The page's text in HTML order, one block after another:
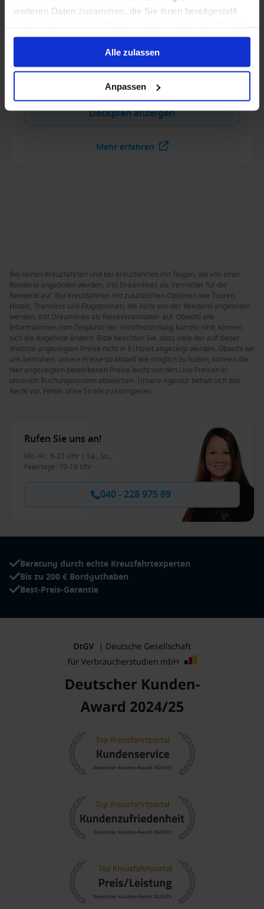
weiteren Daten zusammen, die Sie ihnen bereitgestellt
gesammelt haben.
Alle zulassen
Anpassen
enttäuschen, hier ist wohlfühlen der Extraklasse
Baujahr:
Währung:
USD
Passagiere:
Deckplan anzeigen
Mehr erfahren
Bei reinen Kreuzfahrten und bei Kreuzfahrten mit Flügen, die von einer
Reederei angeboten werden, tritt Dreamlines als Vermittler für die
Reederei auf. Bei Kreuzfahrten mit zusätzlichen Optionen wie Touren,
Hotels, Transfers und Flugoptionen, die nicht von der Reederei angeboten
werden, tritt Dreamlines als Reiseveranstalter auf. Obwohl alle
Informationen zum Zeitpunkt der Veröffentlichung korrekt sind, können
sich die Angebote ändern. Bitte beachten Sie, dass viele der auf dieser
Website angezeigten Preise nicht in Echtzeit angezeigt werden. Obwohl wir
uns bemühen, unsere Preise so aktuell wie möglich zu halten, können die
hier angezeigten beworbenen Preise leicht von den Live-Preisen in
unserem Buchungssystem abweichen. Unsere Agentur behält sich das
Recht vor, Fehler ohne Strafe zu korrigieren.
Rufen Sie uns an!
Mo.-Fr.: 8-21 Uhr | Sa., So.,
Feiertage: 10-19 Uhr
040 - 228 975 89
Beratung durch echte Kreuzfahrtexperten
Bis zu 200 € Bordguthaben
Best-Preis-Garantie